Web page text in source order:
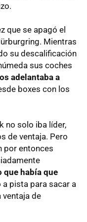
que se apagó el
Mientras
su descalificación
sus coches
adelantaba a
boxes con los
no solo iba líder,
de ventaja. Pero
por entonces
había que
a pista para sacar a
ventaja de